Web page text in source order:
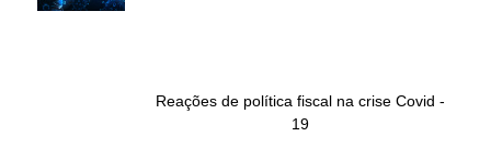
Reações de política fiscal na crise Covid -
19